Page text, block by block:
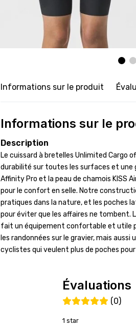
Informations sur le produit
Informations sur le
Description
Le cuissard à bretelles Unlimited Cargo
durabilité sur toutes les surfaces et une
Affinity Pro et la peau de chamois KISS
pour le confort en selle. Notre
pratiques dans la nature, et les poches
pour éviter que les affaires ne tombent.
fait un équipement confortable et utile
les randonnées sur le gravier, mais
cyclistes qui veulent plus de poches
Évaluations
(0)
1 star